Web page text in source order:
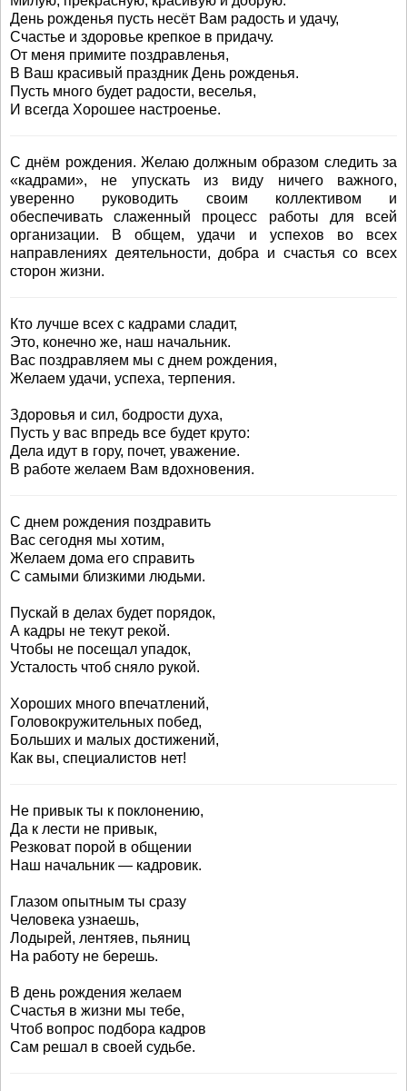
День рожденья пусть несёт Вам радость и удачу,
Счастье и здоровье крепкое в придачу.
От меня примите поздравленья,
В Ваш красивый праздник День рожденья.
Пусть много будет радости, веселья,
И всегда Хорошее настроенье.
С днём рождения. Желаю должным образом следить за
«кадрами», не упускать из виду ничего важного,
уверенно руководить своим коллективом и
обеспечивать слаженный процесс работы для всей
организации. В общем, удачи и успехов во всех
направлениях деятельности, добра и счастья со всех
сторон жизни.
Кто лучше всех с кадрами сладит,
Это, конечно же, наш начальник.
Вас поздравляем мы с днем рождения,
Желаем удачи, успеха, терпения.
Здоровья и сил, бодрости духа,
Пусть у вас впредь все будет круто:
Дела идут в гору, почет, уважение.
В работе желаем Вам вдохновения.
С днем рождения поздравить
Вас сегодня мы хотим,
Желаем дома его справить
С самыми близкими людьми.
Пускай в делах будет порядок,
А кадры не текут рекой.
Чтобы не посещал упадок,
Усталость чтоб сняло рукой.
Хороших много впечатлений,
Головокружительных побед,
Больших и малых достижений,
Как вы, специалистов нет!
Не привык ты к поклонению,
Да к лести не привык,
Резковат порой в общении
Наш начальник — кадровик.
Глазом опытным ты сразу
Человека узнаешь,
Лодырей, лентяев, пьяниц
На работу не берешь.
В день рождения желаем
Счастья в жизни мы тебе,
Чтоб вопрос подбора кадров
Сам решал в своей судьбе.